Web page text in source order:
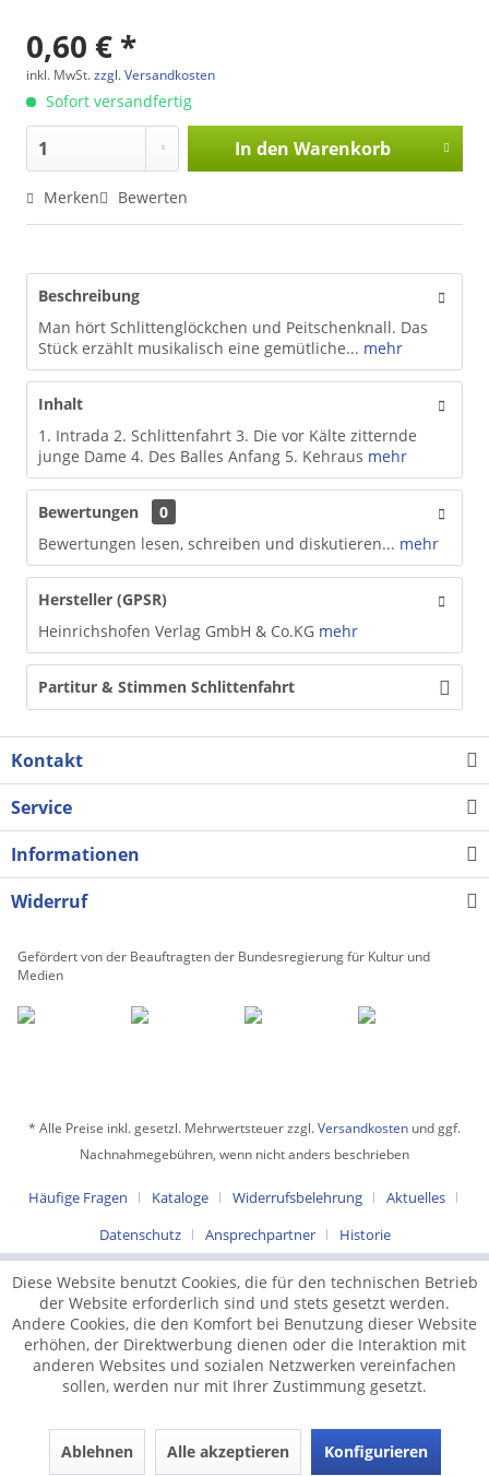
0,60 € *
inkl. MwSt.zzgl. Versandkosten
Sofort versandfertig
In den Warenkorb
Merken Bewerten
Beschreibung
Man hört Schlittenglöckchen und Peitschenknall. Das
Stück erzählt musikalisch eine gemütliche... mehr
Inhalt
1. Intrada 2. Schlittenfahrt 3. Die vor Kälte zitternde
junge Dame 4. Des Balles Anfang 5. Kehraus mehr
Bewertungen
0
Bewertungen lesen, schreiben und diskutieren... mehr
Hersteller (GPSR)
Heinrichshofen Verlag GmbH & Co.KG mehr
Partitur & Stimmen Schlittenfahrt
Kontakt
Service
Informationen
Widerruf
Gefördert von der Beauftragten der Bundesregierung für Kultur und
Medien
* Alle Preise inkl. gesetzl. Mehrwertsteuer zzgl.Versandkosten und ggf.
Nachnahmegebühren, wenn nicht anders beschrieben
Häufige Fragen Kataloge Widerrufsbelehrung
Aktuelles
Datenschutz
Ansprechpartner Historie
Diese Website benutzt Cookies, die für den technischen Betrieb
der Website erforderlich sind und stets gesetzt werden.
Andere Cookies, die den Komfort bei Benutzung dieser Website
erhöhen, der Direktwerbung dienen oder die Interaktion mit
anderen Websites und sozialen Netzwerken vereinfachen
sollen, werden nur mit Ihrer Zustimmung gesetzt.
Ablehnen Alle akzeptieren Konfigurieren